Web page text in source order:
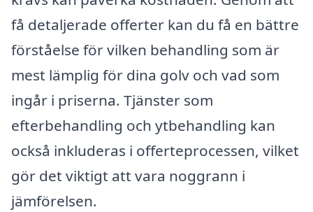
få detaljerade offerter kan du få en bättre
förståelse för vilken behandling som är
mest lämplig för dina golv och vad som
ingår i priserna. Tjänster som
efterbehandling och ytbehandling kan
också inkluderas i offerteprocessen, vilket
gör det viktigt att vara noggrann i
jämförelsen.